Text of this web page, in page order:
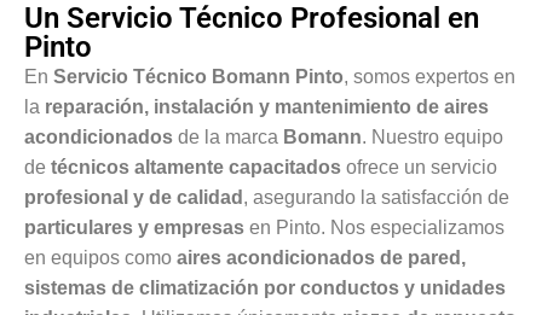
Un Servicio Técnico Profesional en
Pinto
En Servicio Técnico Bomann Pinto, somos expertos en
la reparación, instalación y mantenimiento de aires
acondicionados de la marca Bomann. Nuestro equipo
de técnicos altamente capacitados ofrece un servicio
profesional y de calidad , asegurando la satisfacción de
particulares y empresas en Pinto. Nos especializamos
en equipos como aires acondicionados de pared,
sistemas de climatización por conductos y unidades